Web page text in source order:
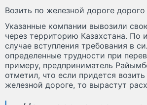
Возить по железной дороге дорого
Указанные компании вывозили
через территорию Казахстана. По
случае вступления требования в
определенные трудности при
примеру, предприниматель
отметил, что если придется
железной дороге, то вырастут